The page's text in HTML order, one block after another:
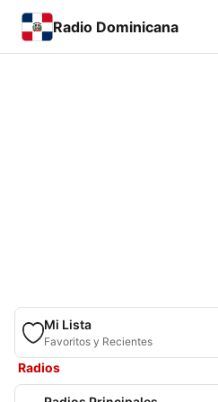
Radio Dominicana
Mi Lista
Favoritos y Recientes
Radios